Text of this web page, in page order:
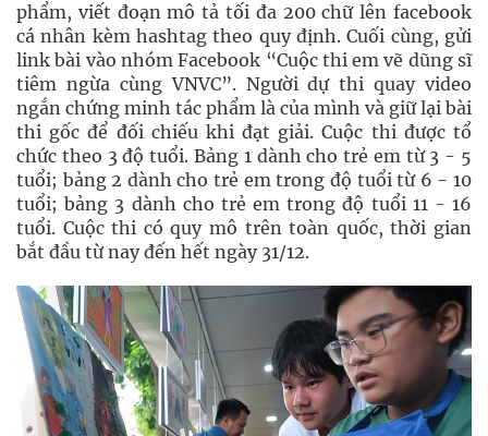
phẩm, viết đoạn mô tả tối đa 200 chữ lên facebook
cá nhân kèm hashtag theo quy định. Cuối cùng, gửi
link bài vào nhóm Facebook “Cuộc thi em vẽ dũng sĩ
tiêm ngừa cùng VNVC”. Người dự thi quay video
ngắn chứng minh tác phẩm là của mình và giữ lại bài
thi gốc để đối chiếu khi đạt giải. Cuộc thi được tổ
chức theo 3 độ tuổi. Bảng 1 dành cho trẻ em từ 3 - 5
tuổi; bảng 2 dành cho trẻ em trong độ tuổi từ 6 - 10
tuổi; bảng 3 dành cho trẻ em trong độ tuổi 11 - 16
tuổi. Cuộc thi có quy mô trên toàn quốc, thời gian
bắt đầu từ nay đến hết ngày 31/12.